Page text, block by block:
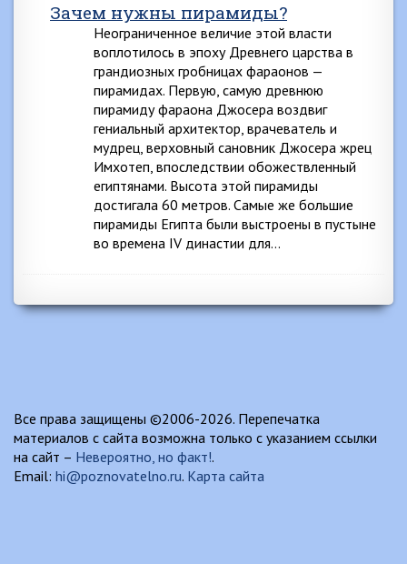
Зачем нужны пирамиды?
Неограниченное величие этой власти
воплотилось в эпоху Древнего царства в
грандиозных гробницах фараонов —
пирамидах. Первую, самую древнюю
пирамиду фараона Джосера воздвиг
гениальный архитектор, врачеватель и
мудрец, верховный сановник Джосера жрец
Имхотеп, впоследствии обожествленный
египтянами. Высота этой пирамиды
достигала 60 метров. Самые же большие
пирамиды Египта были выстроены в пустыне
во времена IV династии для…
Все права защищены ©2006-2026. Перепечатка
материалов с сайта возможна только с указанием ссылки
на сайт – Невероятно, но факт!.
Email: hi@poznovatelno.ru. Карта сайта